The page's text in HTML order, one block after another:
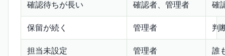
確認待ちが長い 確認者、管理者 確
保留が続く 管理者 判
担当未設定 管理者 誰